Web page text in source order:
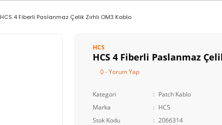
HCS 4 Fiberli Paslanmaz Çelik Zırhlı OM3 Kablo
HCS
HCS 4 Fiberli Paslanmaz
0 - Yorum Yap
Kategori
Patch Kablo
Marka
HCS
Stok Kodu
2066314